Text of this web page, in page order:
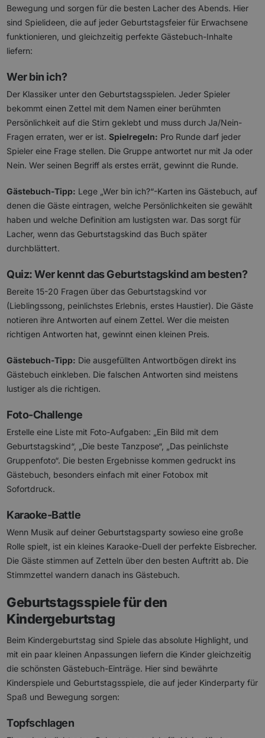
Bewegung und sorgen für die besten Lacher des Abends. Hier
sind Spielideen, die auf jeder Geburtstagsfeier für Erwachsene
funktionieren, und gleichzeitig perfekte Gästebuch-Inhalte
liefern:
Wer bin ich?
Der Klassiker unter den Geburtstagsspielen. Jeder Spieler
bekommt einen Zettel mit dem Namen einer berühmten
Persönlichkeit auf die Stirn geklebt und muss durch Ja/Nein-
Fragen erraten, wer er ist.Spielregeln: Pro Runde darf jeder
Spieler eine Frage stellen. Die Gruppe antwortet nur mit Ja oder
Nein. Wer seinen Begriff als erstes errät, gewinnt die Runde.
Gästebuch-Tipp: Lege „Wer bin ich?“-Karten ins Gästebuch, auf
denen die Gäste eintragen, welche Persönlichkeiten sie gewählt
haben und welche Definition am lustigsten war. Das sorgt für
Lacher, wenn das Geburtstagskind das Buch später
durchblättert.
Quiz: Wer kennt das Geburtstagskind am besten?
Bereite 15-20 Fragen über das Geburtstagskind vor
(Lieblingssong, peinlichstes Erlebnis, erstes Haustier). Die Gäste
notieren ihre Antworten auf einem Zettel. Wer die meisten
richtigen Antworten hat, gewinnt einen kleinen Preis.
Gästebuch-Tipp: Die ausgefüllten Antwortbögen direkt ins
Gästebuch einkleben. Die falschen Antworten sind meistens
lustiger als die richtigen.
Foto-Challenge
Erstelle eine Liste mit Foto-Aufgaben: „Ein Bild mit dem
Geburtstagskind“, „Die beste Tanzpose“, „Das peinlichste
Gruppenfoto“. Die besten Ergebnisse kommen gedruckt ins
Gästebuch, besonders einfach mit einer Fotobox mit
Sofortdruck.
Karaoke-Battle
Wenn Musik auf deiner Geburtstagsparty sowieso eine große
Rolle spielt, ist ein kleines Karaoke-Duell der perfekte Eisbrecher.
Die Gäste stimmen auf Zetteln über den besten Auftritt ab. Die
Stimmzettel wandern danach ins Gästebuch.
Geburtstagsspiele für den
Kindergeburtstag
Beim Kindergeburtstag sind Spiele das absolute Highlight, und
mit ein paar kleinen Anpassungen liefern die Kinder gleichzeitig
die schönsten Gästebuch-Einträge. Hier sind bewährte
Kinderspiele und Geburtstagsspiele, die auf jeder Kinderparty für
Spaß und Bewegung sorgen:
Topfschlagen